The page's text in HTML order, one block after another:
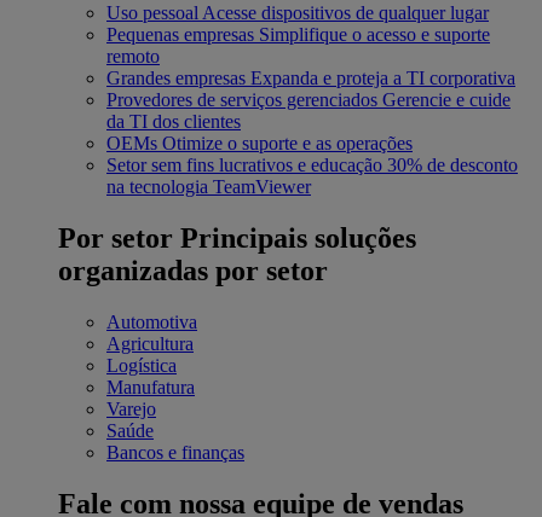
Uso pessoal Acesse dispositivos de qualquer lugar
Pequenas empresas Simplifique o acesso e suporte
remoto
Grandes empresas Expanda e proteja a TI corporativa
Provedores de serviços gerenciados Gerencie e cuide
da TI dos clientes
OEMs Otimize o suporte e as operações
Setor sem fins lucrativos e educação 30% de desconto
na tecnologia TeamViewer
Por setor Principais soluções
organizadas por setor
Automotiva
Agricultura
Logística
Manufatura
Varejo
Saúde
Bancos e finanças
Fale com nossa equipe de vendas